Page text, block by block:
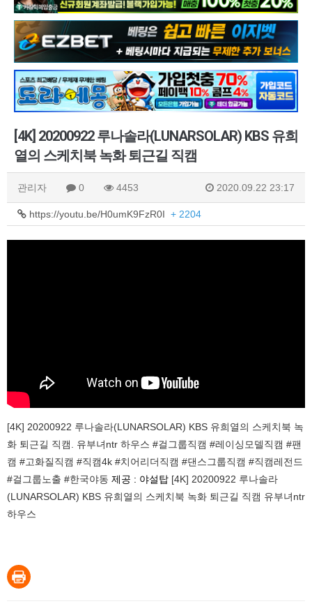
[4K] 20200922 루나솔라(LUNARSOLAR) KBS 유희
열의 스케치북 녹화 퇴근길 직캠
관리자 0 4453 2020.09.22 23:17
https://youtu.be/H0umK9FzR0I + 2204
[4K] 20200922 루나솔라(LUNARSOLAR) KBS 유희열의 스케치북 녹
화 퇴근길 직캠. 유부녀ntr 하우스 #걸그룹직캠 #레이싱모델직캠 #팬
캠 #고화질직캠 #직캠4k #치어리더직캠 #댄스그룹직캠 #직캠레전드
#걸그룹노출 #한국야동 제공 : 야설탑 [4K] 20200922 루나솔라
(LUNARSOLAR) KBS 유희열의 스케치북 녹화 퇴근길 직캠 유부녀ntr
하우스